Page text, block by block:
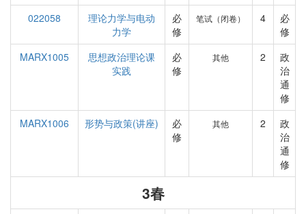
022058
理论力学与电动
力学
必
修
笔试（闭卷） 4
必
修
MARX1005
思想政治理论课
实践
必
修
其他 2
政
治
通
修
MARX1006
形势与政策(讲座)
必
修
其他 2
政
治
通
修
3春